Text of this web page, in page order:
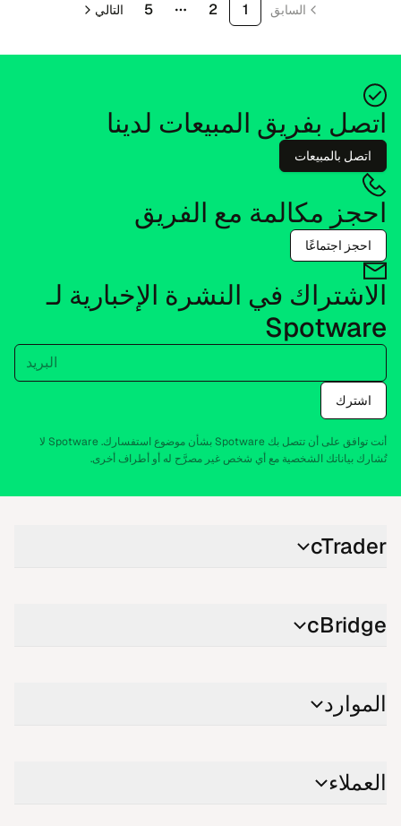
السابق 1
2
More pages
5 التالي
اتصل بفريق المبيعات لدينا
اتصل بالمبيعات
احجز مكالمة مع الفريق
احجز اجتماعًا
الاشتراك في النشرة الإخبارية لـ
Spotware
البريد
اشترك
أنت توافق على أن تتصل بك Spotware بشأن موضوع استفسارك. Spotware لا
تُشارك بياناتك الشخصية مع أي شخص غير مصرَّح له أو أطراف أخرى.
cTrader
cBridge
الموارد
العملاء